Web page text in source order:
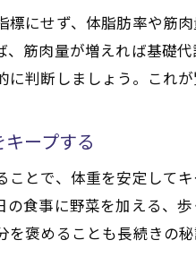
医療ダイエット
体重を味方につ
適正体重を維持する
健康体重をキープ
美容体重の維持
無理なく続く体
医療ダイエット
にせず、体脂肪率や筋
筋肉量が増えれば基礎
判断しましょう。これが
ープする
とで、体重を安定して
食事に野菜を加える、
褒めることも長続きの